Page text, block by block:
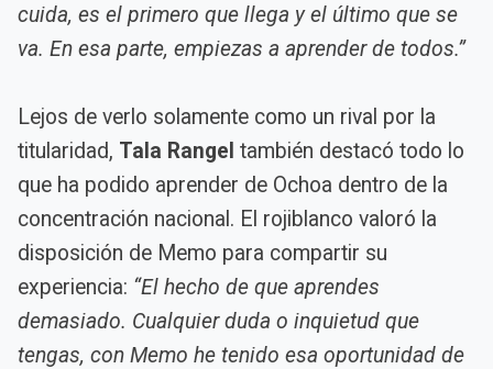
cuida, es el primero que llega y el último que se
va. En esa parte, empiezas a aprender de todos.”
Lejos de verlo solamente como un rival por la
titularidad, Tala Rangel también destacó todo lo
que ha podido aprender de Ochoa dentro de la
concentración nacional. El rojiblanco valoró la
disposición de Memo para compartir su
experiencia: “El hecho de que aprendes
demasiado. Cualquier duda o inquietud que
tengas, con Memo he tenido esa oportunidad de